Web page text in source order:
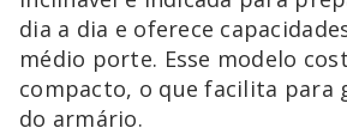
dia a dia e oferece
médio porte. Esse modelo
compacto, o que facilita para
do armário.